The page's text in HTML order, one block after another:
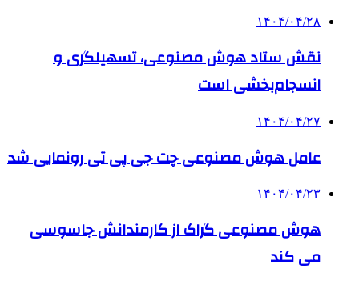
۱۴۰۴/۰۴/۲۸
نقش ستاد هوش مصنوعی، تسهیلگری و
انسجام‌بخشی است
۱۴۰۴/۰۴/۲۷
عامل هوش مصنوعی چت جی پی تی رونمایی شد
۱۴۰۴/۰۴/۲۳
هوش مصنوعی گراک از کارمندانش جاسوسی
می کند